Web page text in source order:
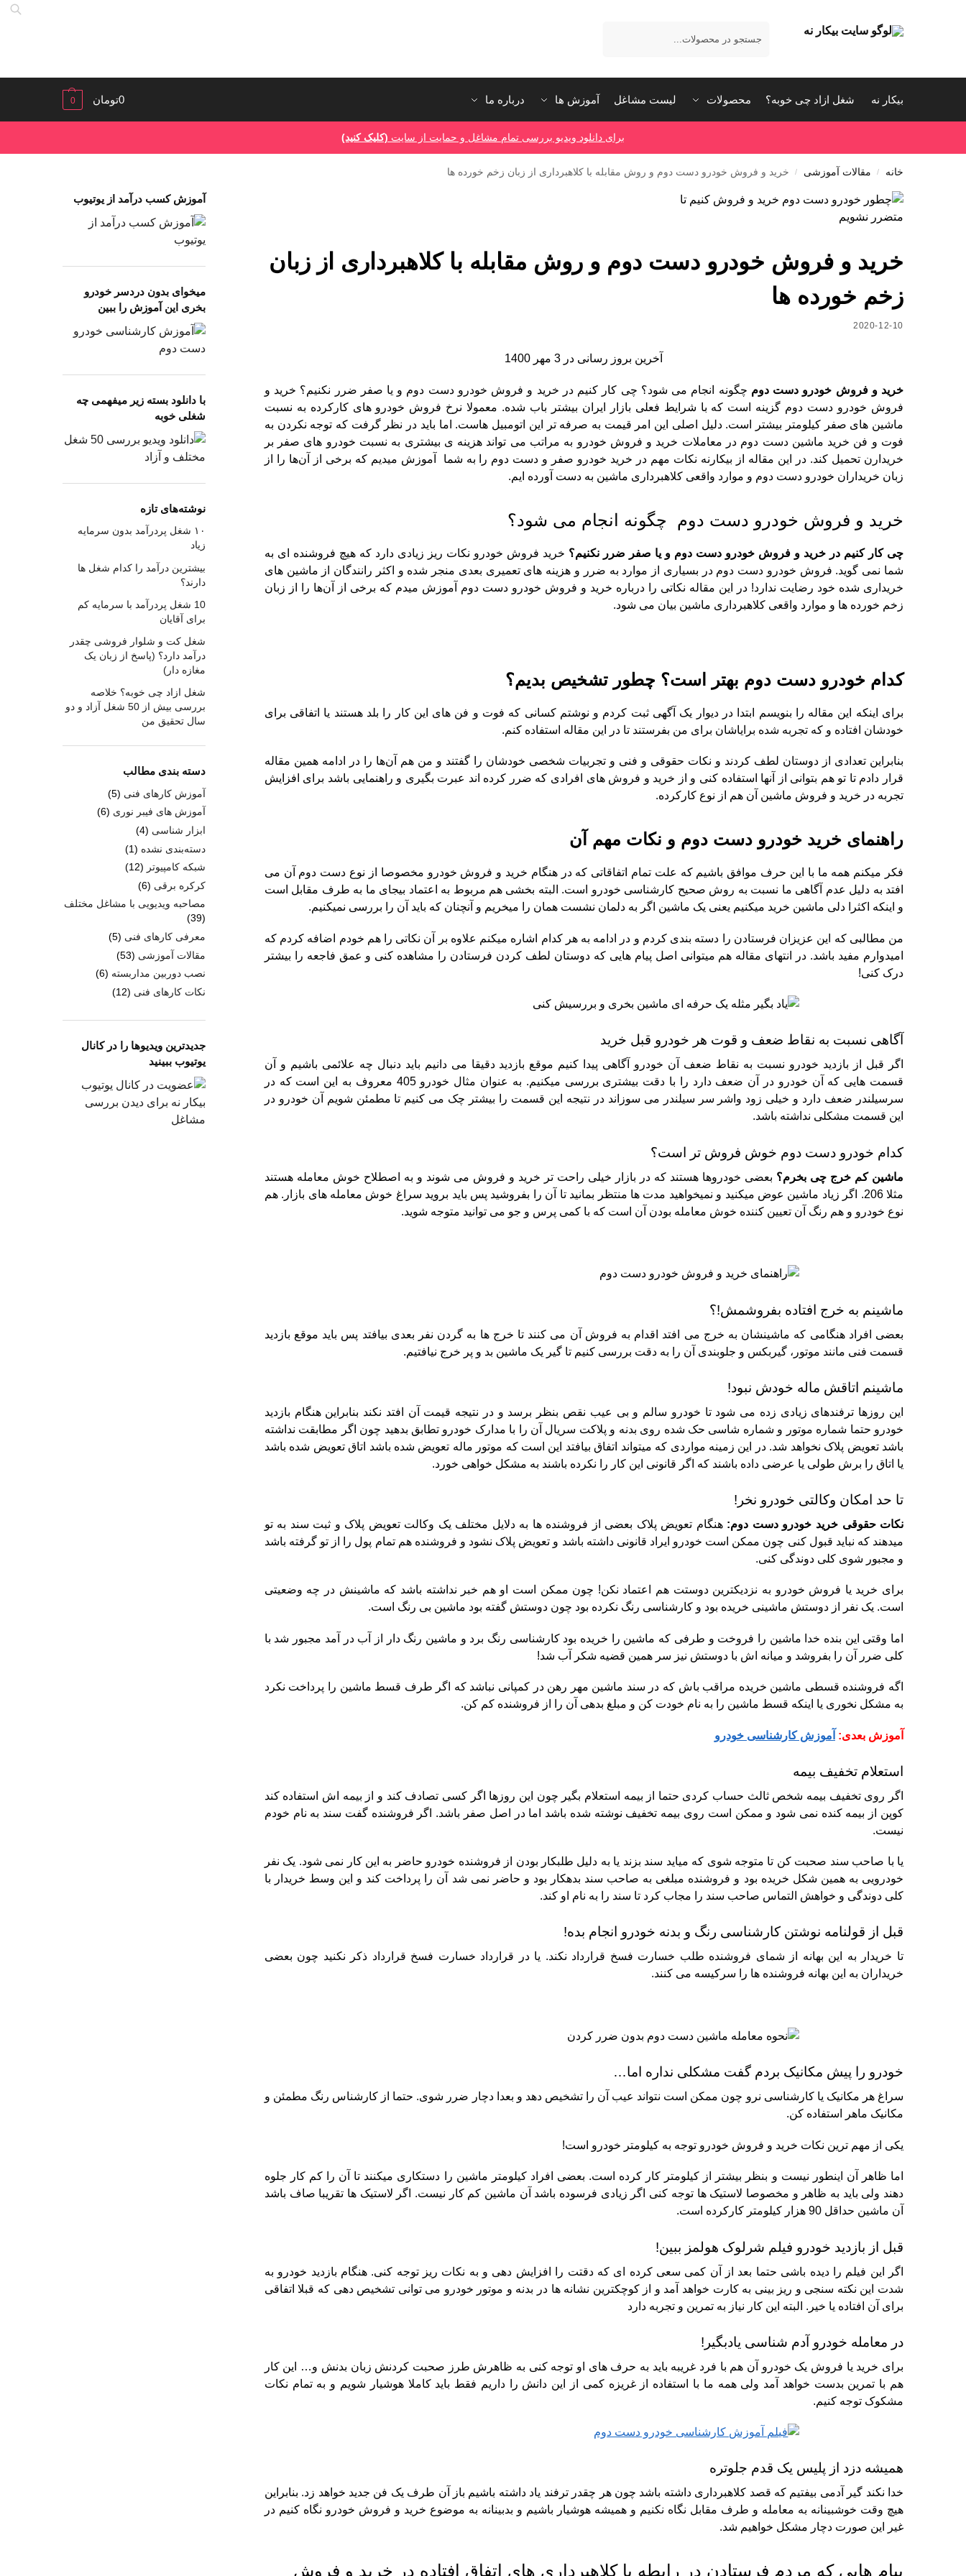
بیکار نه شغل ازاد چی خوبه؟ محصولات لیست مشاغل آموزش ها درباره ما 0تومان 0
برای دانلود ویدیو بررسی تمام مشاغل و حمایت از سایت (کلیک کنید)
خانه / مقالات آموزشی / خرید و فروش خودرو دست دوم و روش مقابله با کلاهبرداری از زبان زخم خورده ها
خرید و فروش خودرو دست دوم و روش مقابله با کلاهبرداری از زبان
زخم خورده ها
2020-12-10
آخرین بروز رسانی در 3 مهر 1400
خرید و فروش خودرو دست دوم چگونه انجام می شود؟ چی کار کنیم در خرید و فروش خودرو دست دوم و یا صفر ضرر نکنیم؟ خرید و
فروش خودرو دست دوم گزینه است که با شرایط فعلی بازار ایران بیشتر باب شده. معمولا نرخ فروش خودرو های کارکرده به نسبت
ماشین های صفر کیلومتر بیشتر است. دلیل اصلی این امر قیمت به صرفه تر این اتومبیل هاست. اما باید در نظر گرفت که توجه نکردن به
فوت و فن خرید ماشین دست دوم در معاملات خرید و فروش خودرو به مراتب می تواند هزینه ی بیشتری به نسبت خودرو های صفر بر
خریدارن تحمیل کند. در این مقاله از بیکارنه نکات مهم در خرید خودرو صفر و دست دوم را به شما آموزش میدیم که برخی از آن‌ها را از
زبان خریداران خودرو دست دوم و موارد واقعی کلاهبرداری ماشین به دست آورده ایم.
خرید و فروش خودرو دست دوم چگونه انجام می شود؟
چی کار کنیم در خرید و فروش خودرو دست دوم و یا صفر ضرر نکنیم؟ خرید فروش خودرو نکات ریز زیادی دارد که هیچ فروشنده ای به
شما نمی گوید. فروش خودرو دست دوم در بسیاری از موارد به ضرر و هزینه های تعمیری بعدی منجر شده و اکثر رانندگان از ماشین های
خریداری شده خود رضایت ندارد!در این مقاله نکاتی را درباره خرید و فروش خودرو دست دوم آموزش میدم که برخی از آن‌ها را از زبان
زخم خورده ها و موارد واقعی کلاهبرداری ماشین بیان می شود.
کدام خودرو دست دوم بهتر است؟ چطور تشخیص بدیم؟
برای اینکه این مقاله را بنویسم ابتدا در دیوار یک آگهی ثبت کردم و نوشتم کسانی که فوت و فن های این کار را بلد هستند یا اتفاقی برای
خودشان افتاده و که تجربه شده برایاشان برای من بفرستند تا در این مقاله استفاده کنم.
بنابراین تعدادی از دوستان لطف کردند و نکات حقوقی و فنی و تجربیات شخصی خودشان را گفتند و من هم آن‌ها را در ادامه همین مقاله
قرار دادم تا تو هم بتوانی از آنها استفاده کنی و از خرید و فروش های افرادی که ضرر کرده اند عبرت بگیری و راهنمایی باشد برای افزایش
تجربه در خرید و فروش ماشین آن هم از نوع کارکرده.
راهنمای خرید خودرو دست دوم و نکات مهم آن
فکر میکنم همه ما با این حرف موافق باشیم که علت تمام اتفاقاتی که در هنگام خرید و فروش خودرو مخصوصا از نوع دست دوم آن می
افتد به دلیل عدم آگاهی ما نسبت به روش صحیح کارشناسی خودرو است. البته بخشی هم مربوط به اعتماد بیجای ما به طرف مقابل است
و اینکه اکثرا دلی ماشین خرید میکنیم یعنی یک ماشین اگر به دلمان نشست همان را میخریم و آنچنان که باید آن را بررسی نمیکنیم.
من مطالبی که این عزیزان فرستادن را دسته بندی کردم و در ادامه به هر کدام اشاره میکنم علاوه بر آن نکاتی را هم خودم اضافه کردم که
امیدوارم مفید باشد. در انتهای مقاله هم میتوانی اصل پیام هایی که دوستان لطف کردن فرستادن را مشاهده کنی و عمق فاجعه را بیشتر
درک کنی!
آگاهی نسبت به نقاط ضعف و قوت هر خودرو قبل خرید
اگر قبل از بازدید خودرو نسبت به نقاط ضعف آن خودرو آگاهی پیدا کنیم موقع بازدید دقیقا می دانیم باید دنبال چه علائمی باشیم و آن
قسمت هایی که آن خودرو در آن ضعف دارد را با دقت بیشتری بررسی میکنیم.
به عنوان مثال خودرو 405 معروف به این است که در
سرسیلندر ضعف دارد و خیلی زود واشر سر سیلندر می سوزاند در نتیجه این قسمت را بیشتر چک می کنیم تا مطمئن شویم آن خودرو در
این قسمت مشکلی نداشته باشد.
کدام خودرو دست دوم خوش فروش تر است؟
ماشین کم خرج چی بخرم؟ بعضی خودروها هستند که در بازار خیلی راحت تر خرید و فروش می شوند و به اصطلاح خوش معامله هستند
مثلا 206. اگر زیاد ماشین عوض میکنید و نمیخواهید مدت ها منتظر بمانید تا آن را بفروشید پس باید بروید سراغ خوش معامله های بازار. هم
نوع خودرو و هم رنگ آن تعیین کننده خوش معامله بودن آن است که با کمی پرس و جو می توانید متوجه شوید.
ماشینم به خرج افتاده بفروشمش!؟
بعضی افراد هنگامی که ماشینشان به خرج می افتد اقدام به فروش آن می کنند تا خرج ها به گردن نفر بعدی بیافتد پس باید موقع بازدید
قسمت فنی مانند موتور، گیربکس و جلوبندی آن را به دقت بررسی کنیم تا گیر یک ماشین بد و پر خرج نیافتیم.
ماشینم اتاقش ماله خودش نبود!
این روزها ترفندهای زیادی زده می شود تا خودرو سالم و بی عیب نقص بنظر برسد و در نتیجه قیمت آن افتد نکند بنابراین هنگام بازدید
خودرو حتما شماره موتور و شماره شاسی حک شده روی بدنه و پلاکت سریال آن را با مدارک خودرو تطابق بدهید چون اگر مطابقت نداشته
باشد تعویض پلاک نخواهد شد.در این زمینه مواردی که میتواند اتفاق بیافتد این است که موتور ماله تعویض شده باشد اتاق تعویض شده باشد
یا اتاق را برش طولی یا عرضی داده باشند که اگر قانونی این کار را نکرده باشند به مشکل خواهی خورد.
تا حد امکان وکالتی خودرو نخر!
نکات حقوقی خرید خودرو دست دوم: هنگام تعویض پلاک بعضی از فروشنده ها به دلایل مختلف یک وکالت تعویض پلاک و ثبت سند به تو
میدهند که نباید قبول کنی چون ممکن است خودرو ایراد قانونی داشته باشد و تعویض پلاک نشود و فروشنده هم تمام پول را از تو گرفته باشد
و مجبور شوی کلی دوندگی کنی.
برای خرید یا فروش خودرو به نزدیکترین دوستت هم اعتماد نکن! چون ممکن است او هم خبر نداشته باشد که ماشینش در چه وضعیتی
است. یک نفر از دوستش ماشینی خریده بود و کارشناسی رنگ نکرده بود چون دوستش گفته بود ماشین بی رنگ است.
اما وقتی این بنده خدا ماشین را فروخت و طرفی که ماشین را خریده بود کارشناسی رنگ برد و ماشین رنگ دار از آب در آمد مجبور شد با
کلی ضرر آن را بفروشد و میانه اش با دوستش نیز سر همین قضیه شکر آب شد!
اگه فروشنده قسطی ماشین خریده مراقب باش که در سند ماشین مهر رهن در کمپانی نباشد که اگر طرف قسط ماشین را پرداخت نکرد
به مشکل نخوری یا اینکه قسط ماشین را به نام خودت کن و مبلغ بدهی آن را از فروشنده کم کن.
آموزش بعدی: آموزش کارشناسی خودرو
استعلام تخفیف بیمه
اگر روی تخفیف بیمه شخص ثالث حساب کردی حتما از بیمه استعلام بگیر چون این روزها اگر کسی تصادف کند و از بیمه اش استفاده کند
کوپن از بیمه کنده نمی شود و ممکن است روی بیمه تخفیف نوشته شده باشد اما در اصل صفر باشد. اگر فروشنده گفت سند به نام خودم
نیست.
یا با صاحب سند صحبت کن تا متوجه شوی که میاید سند بزند یا به دلیل طلبکار بودن از فروشنده خودرو حاضر به این کار نمی شود. یک نفر
خودرویی به همین شکل خریده بود و فروشنده مبلغی به صاحب سند بدهکار بود و حاضر نمی شد آن را پرداخت کند و این وسط خریدار با
کلی دوندگی و خواهش التماس صاحب سند را مجاب کرد تا سند را به نام او کند.
قبل از قولنامه نوشتن کارشناسی رنگ و بدنه خودرو انجام بده!
تا خریدار به این بهانه از شمای فروشنده طلب خسارت فسخ قرارداد نکند. یا در قرارداد خسارت فسخ قرارداد ذکر نکنید چون بعضی
خریداران به این بهانه فروشنده ها را سرکیسه می کنند.
خودرو را پیش مکانیک بردم گفت مشکلی نداره اما…
سراغ هر مکانیک یا کارشناسی نرو چون ممکن است نتواند عیب آن را تشخیص دهد و بعدا دچار ضرر شوی. حتما از کارشناس رنگ مطمئن و
مکانیک ماهر استفاده کن.
یکی از مهم ترین نکات خرید و فروش خودرو توجه به کیلومتر خودرو است!
اما ظاهر آن اینطور نیست و بنظر بیشتر از کیلومتر کار کرده است. بعضی افراد کیلومتر ماشین را دستکاری میکنند تا آن را کم کار جلوه
دهند ولی باید به ظاهر و مخصوصا لاستیک ها توجه کنی اگر زیادی فرسوده باشد آن ماشین کم کار نیست. اگر لاستیک ها تقریبا صاف باشد
آن ماشین حداقل 90 هزار کیلومتر کارکرده است.
قبل از بازدید خودرو فیلم شرلوک هولمز ببین!
اگر این فیلم را دیده باشی حتما بعد از آن کمی سعی کرده ای که دقتت را افزایش دهی و به نکات ریز توجه کنی. هنگام بازدید خودرو به
شدت این نکته سنجی و ریز بینی به کارت خواهد آمد و از کوچکترین نشانه ها در بدنه و موتور خودرو می توانی تشخیص دهی که قبلا اتفاقی
برای آن افتاده یا خیر. البته این کار نیاز به تمرین و تجربه دارد
در معامله خودرو آدم شناسی یادبگیر!
برای خرید یا فروش یک خودرو آن هم با فرد غریبه باید به حرف های او توجه کنی به ظاهرش طرز صحبت کردنش زبان بدنش و… این کار
هم با تمرین بدست خواهد آمد ولی همه ما با استفاده از غریزه کمی از این دانش را داریم فقط باید کاملا هوشیار شویم و به تمام نکات
مشکوک توجه کنیم.
همیشه دزد از پلیس یک قدم جلوتره
خدا نکند گیر آدمی بیفتیم که قصد کلاهبرداری داشته باشد چون هر چقدر ترفند یاد داشته باشیم باز آن طرف یک فن جدید خواهد زد. بنابراین
هیچ وقت خوشبینانه به معامله و طرف مقابل نگاه نکنیم و همیشه هوشیار باشیم و بدبینانه به موضوع خرید و فروش خودرو نگاه کنیم در
غیر این صورت دچار مشکل خواهیم شد.
پیام هایی که مردم فرستادن در رابطه با کلاهبرداری های اتفاق افتاده در خرید و فروش
آموزش کسب درآمد از یوتیوب
میخوای بدون دردسر خودرو
بخری این آموزش را ببین
با دانلود بسته زیر میفهمی چه
شغلی خوبه
نوشته‌های تازه
۱۰ شغل پردرآمد بدون سرمایه
زیاد
بیشترین درآمد را کدام شغل ها
دارند؟
10 شغل پردرآمد با سرمایه کم
برای آقایان
شغل کت و شلوار فروشی چقدر
درآمد دارد؟ (پاسخ از زبان یک
مغازه دار)
شغل ازاد چی خوبه؟ خلاصه
بررسی بیش از 50 شغل آزاد و دو
سال تحقیق من
دسته بندی مطالب
آموزش کارهای فنی (5)
آموزش های فیبر نوری (6)
ابزار شناسی (4)
دسته‌بندی نشده (1)
شبکه کامپیوتر (12)
کرکره برقی (6)
مصاحبه ویدیویی با مشاغل مختلف
(39)
معرفی کارهای فنی (5)
مقالات آموزشی (53)
نصب دوربین مداربسته (6)
نکات کارهای فنی (12)
جدیدترین ویدیوها را در کانال
یوتیوب ببینید